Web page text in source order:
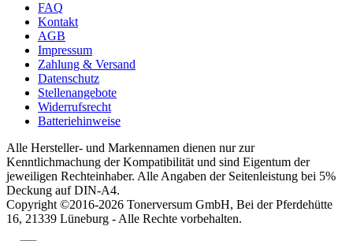
FAQ
Kontakt
AGB
Impressum
Zahlung & Versand
Datenschutz
Stellenangebote
Widerrufsrecht
Batteriehinweise
Alle Hersteller- und Markennamen dienen nur zur
Kenntlichmachung der Kompatibilität und sind Eigentum der
jeweiligen Rechteinhaber. Alle Angaben der Seitenleistung bei 5%
Deckung auf DIN-A4.
Copyright ©2016-2026 Tonerversum GmbH, Bei der Pferdehütte
16, 21339 Lüneburg - Alle Rechte vorbehalten.